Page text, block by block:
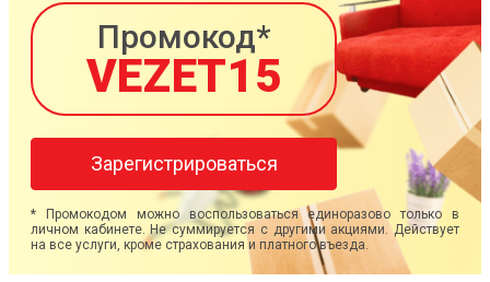
Промокод*
VEZET15
Зарегистрироваться
* Промокодом можно воспользоваться единоразово только в
личном кабинете. Не суммируется с другими акциями. Действует
на все услуги, кроме страхования и платного въезда.